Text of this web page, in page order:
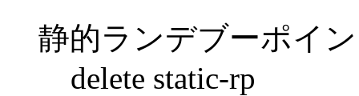
静的ランデブーポイ
delete static-rp